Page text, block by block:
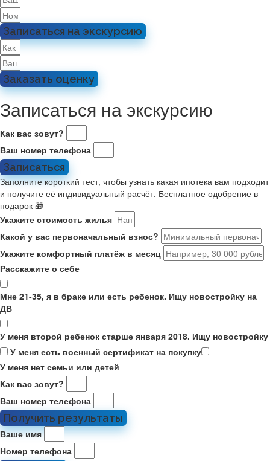
Записаться на экскурсию
Заказать оценку
Записаться на экскурсию
Как вас зовут?
Ваш номер телефона
Записаться
Заполните короткий тест, чтобы узнать какая ипотека вам подходит
и получите её индивидуальный расчёт. Бесплатное одобрение в
подарок 🎁
Укажите стоимость жилья
Какой у вас первоначальный взнос?
Укажите комфортный платёж в месяц
Расскажите о себе
Мне 21-35, я в браке или есть ребенок. Ищу новостройку на
ДВ
У меня второй ребенок старше января 2018. Ищу новостройку
У меня есть военный сертификат на покупку
У меня нет семьи или детей
Как вас зовут?
Ваш номер телефона
Получить результаты
Ваше имя
Номер телефона